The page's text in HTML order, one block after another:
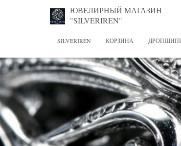
ЮВЕЛИРНЫЙ МАГАЗИН
"SILVERIREN"
SILVERIREN КОРЗИНА